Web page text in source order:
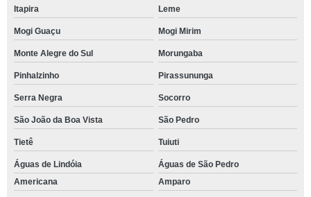
Itapira Leme
Mogi Guaçu Mogi Mirim
Monte Alegre do Sul Morungaba
Pinhalzinho Pirassununga
Serra Negra Socorro
São João da Boa Vista São Pedro
Tietê Tuiuti
Águas de Lindóia
Águas de São Pedro
Americana
Amparo